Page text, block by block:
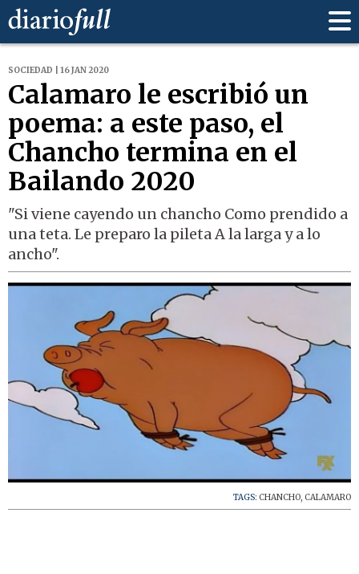
SOCIEDAD | 16 JAN 2020
Calamaro le escribió un
poema: a este paso, el
Chancho termina en el
Bailando 2020
"Si viene cayendo un chancho Como prendido a
una teta. Le preparo la pileta A la larga y a lo
ancho".
TAGS: CHANCHO, CALAMARO